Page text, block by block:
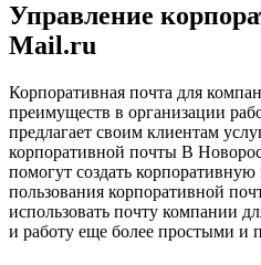
Управление
Mail.ru
Корпоративная почта для
преимуществ в организации
предлагает своим клиентам
корпоративной почты В
помогут создать
пользования корпоративной
использовать почту компании
и работу еще более простыми и